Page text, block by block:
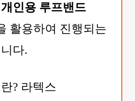
개인용 루프밴드
활용하여 진행되는
다.
? 라텍스